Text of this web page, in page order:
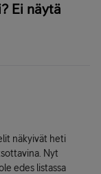
Ei näytä
näkyivät heti
Nyt
edes listassa